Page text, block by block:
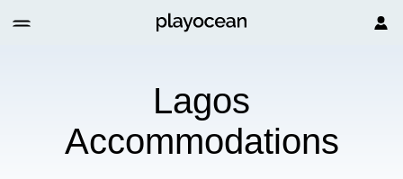
Lagos
Accommodations